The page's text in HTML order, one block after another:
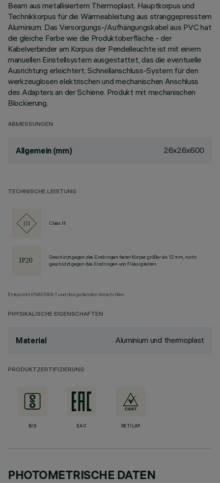
Beam aus metallisiertem Thermoplast. Hauptkorpus und
Technikkorpus für die Wärmeableitung aus stranggepresstem
Aluminium. Das Versorgungs-/Aufhängungskabel aus PVC hat
die gleiche Farbe wie die Produktoberfläche - der
Kabelverbinder am Korpus der Pendelleuchte ist mit einem
manuellen Einstellsystem ausgestattet, das die eventuelle
Ausrichtung erleichtert. Schnellanschluss-System für den
werkzeuglosen elektrischen und mechanischen Anschluss
des Adapters an der Schiene. Produkt mit mechanischen
Blockierung.
ABMESSUNGEN
Allgemein (mm) 26x26x600
TECHNISCHE LEISTUNG
Class III
Geschützt gegen das Eindringen fester Körper größer als 12 mm, nicht
geschützt gegen das Eindringen von Flüssigkeiten.
Entspricht EN60598-1 und den geltenden Vorschriften.
PHYSIKALISCHE EIGENSCHAFTEN
Material Aluminium und thermoplast
PRODUKTZERTIFIZIERUNG
BIS EAC RETILAP
PHOTOMETRISCHE DATEN